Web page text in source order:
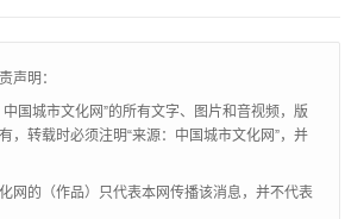
声明：
国城市文化网”的所有文字、图片和音视频，版
，转载时必须注明“来源：中国城市文化网”，并
网的（作品）只代表本网传播该消息，并不代表